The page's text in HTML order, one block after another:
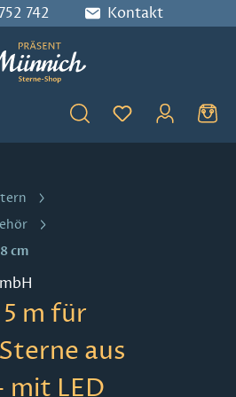
742 Kontakt
Du hast 0
cm
m für
aus
LED